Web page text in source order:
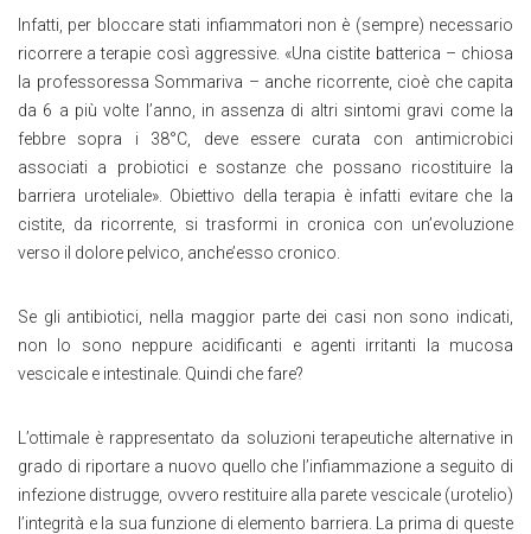
Infatti, per bloccare stati infiammatori non è (sempre) necessario
ricorrere a terapie così aggressive. «Una cistite batterica – chiosa
la professoressa Sommariva – anche ricorrente, cioè che capita
da 6 a più volte l’anno, in assenza di altri sintomi gravi come la
febbre sopra i 38°C, deve essere curata con antimicrobici
associati a probiotici e sostanze che possano ricostituire la
barriera uroteliale». Obiettivo della terapia è infatti evitare che la
cistite, da ricorrente, si trasformi in cronica con un’evoluzione
verso il dolore pelvico, anche’esso cronico.
Se gli antibiotici, nella maggior parte dei casi non sono indicati,
non lo sono neppure acidificanti e agenti irritanti la mucosa
vescicale e intestinale. Quindi che fare?
L’ottimale è rappresentato da soluzioni terapeutiche alternative in
grado di riportare a nuovo quello che l’infiammazione a seguito di
infezione distrugge, ovvero restituire alla parete vescicale (urotelio)
l’integrità e la sua funzione di elemento barriera. La prima di queste